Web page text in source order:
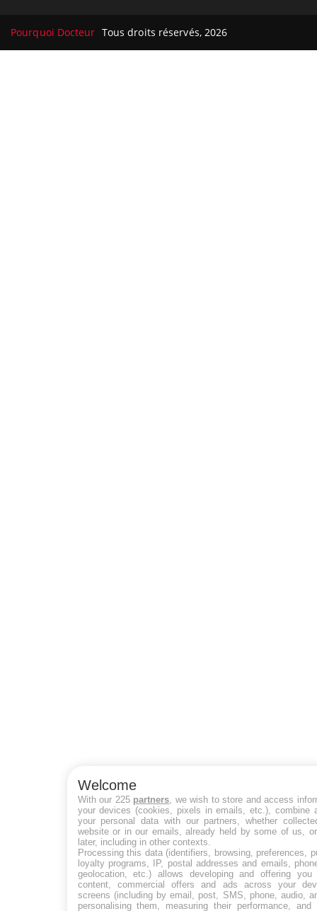
Pourquoi Docteur Tous droits réservés, 2026
Welcome
With our 225 partners , we wish to store and access
your devices (cookies, pixels in emails, etc.), combine
your personal data with our partners, whether
website or in our emails, already held by some of us,
later, including in other contexts.
Processing this data (identifiers, browsing, preferences,
loyalty programs, IP, postal addresses and emails,
geolocation, etc.) allows developing and offering you
content, commercial offers and ads across your
screens (including by email, post, SMS, phone, audio,
personalising them, measuring their performance, and